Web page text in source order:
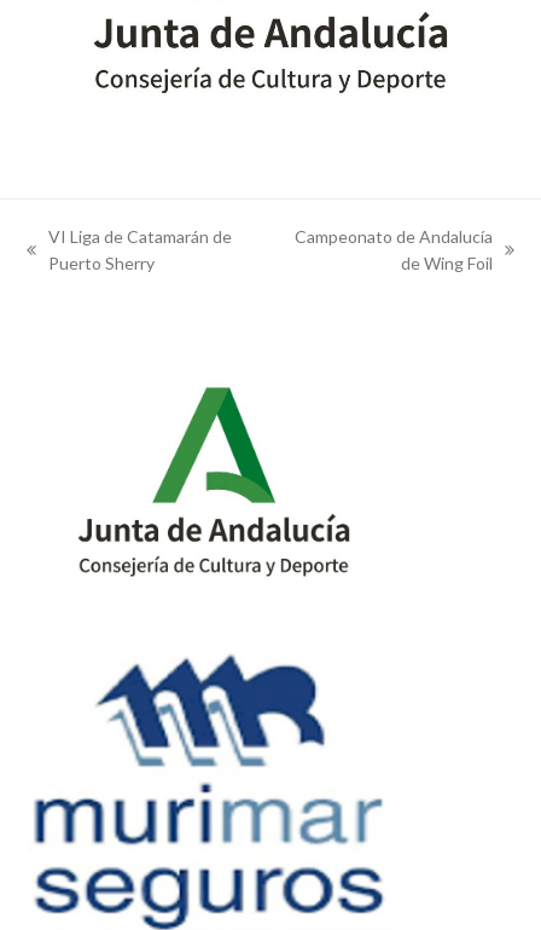
previous
VI Liga de Catamarán de
Puerto Sherry
Campeonato de Andalucía
de Wing Foil